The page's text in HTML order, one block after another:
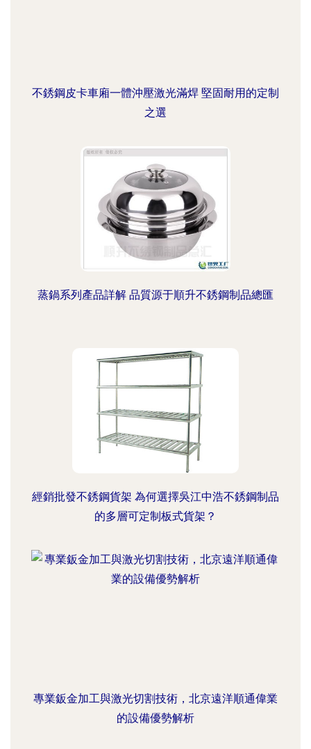
不銹鋼皮卡車廂一體沖壓激光滿焊 堅固耐用的定制
之選
蒸鍋系列產品詳解 品質源于順升不銹鋼制品總匯
經銷批發不銹鋼貨架 為何選擇吳江中浩不銹鋼制品
的多層可定制板式貨架？
專業鈑金加工與激光切割技術，北京遠洋順通偉業
的設備優勢解析